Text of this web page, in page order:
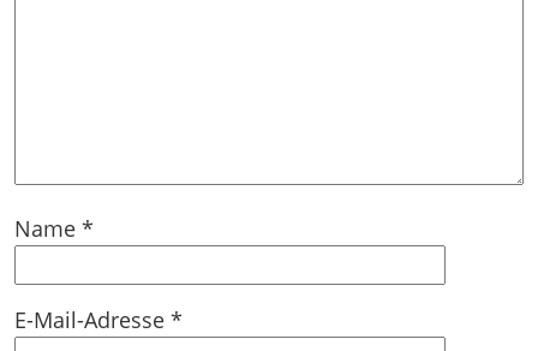
Name *
E-Mail-Adresse *